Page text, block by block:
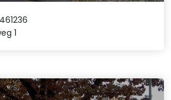
1